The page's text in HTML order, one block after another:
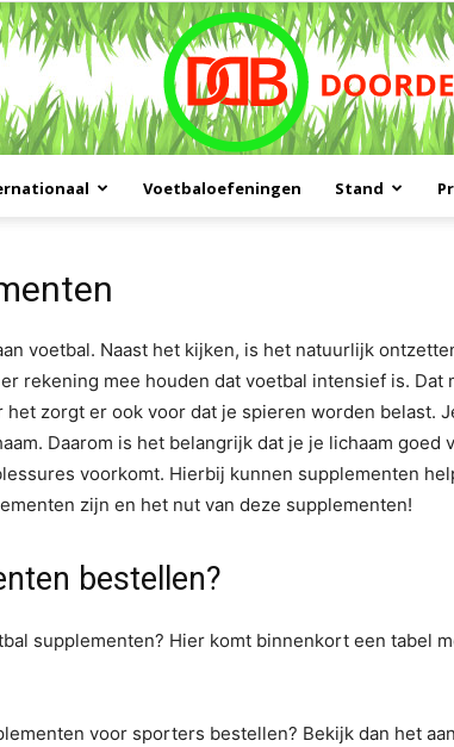
Voetbaloefeningen Stand
voetbal. Naast het kijken, is het natuurlijk
rekening mee houden dat voetbal intensief is. Dat
het zorgt er ook voor dat je spieren worden belast.
Daarom is het belangrijk dat je je lichaam goed
voorkomt. Hierbij kunnen supplementen
zijn en het nut van deze supplementen!
bestellen?
supplementen? Hier komt binnenkort een tabel
voor sporters bestellen? Bekijk dan het